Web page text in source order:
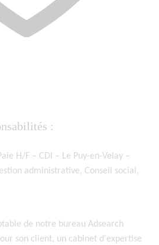
:
H/F – CDI – Le Puy-en-Velay –
administrative, Conseil social,
de notre bureau Adsearch
son client, un cabinet d'expertise